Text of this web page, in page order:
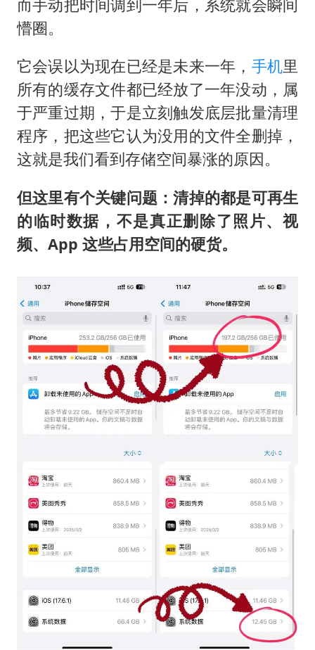
而手动把时间调到一年后，系统就会瞬间
懵圈。
它会误以为现在已经是未来一年， 手机里
所有的缓存文件都已经放了一年没动，属
于严重过期，于是立刻触发底层批量清理
程序，把这些它认为没用的文件全删掉，
这就是我们看到存储空间暴涨的原因。
但这里有个关键问题：清掉的都是可再生
的临时数据，不是真正删除了照片、视
频、App 这些占用空间的硬货。